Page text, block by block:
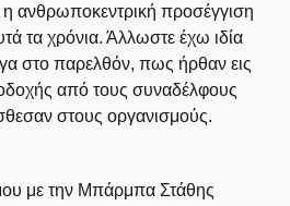
η ανθρωποκεντρική προσέγγιση
τα χρόνια. Άλλωστε έχω ιδία
στο παρελθόν, πως ήρθαν εις
από τους συναδέλφους
στους οργανισμούς.
με την Μπάρμπα Στάθης